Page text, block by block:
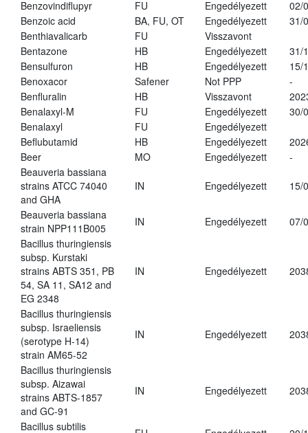
Benzovindiflupyr
FU Engedélyezett
02/
Benzoic acid
BA, FU, OT Engedélyezett
31/
Benthiavalicarb
FU
Visszavont
Bentazone
HB Engedélyezett
31/
Bensulfuron
HB Engedélyezett
15/
Benoxacor
Safener Not PPP
-
Benfluralin
HB Visszavont
Benalaxyl-M
FU Engedélyezett
30/
Benalaxyl
FU
Engedélyezett
Beflubutamid
HB Engedélyezett
Beer
MO Engedélyezett
-
Beauveria bassiana
strains ATCC 74040
and GHA
IN Engedélyezett 15/
Beauveria bassiana
strain NPP111B005
IN Engedélyezett
07/
Bacillus thuringiensis
subsp. Kurstaki
strains ABTS 351, PB
54, SA 11, SA12 and
EG 2348
IN Engedélyezett
Bacillus thuringiensis
subsp. Israeliensis
(serotype H-14)
strain AM65-52
IN Engedélyezett
Bacillus thuringiensis
subsp. Aizawai
strains ABTS-1857
and GC-91
IN Engedélyezett
Bacillus subtilis